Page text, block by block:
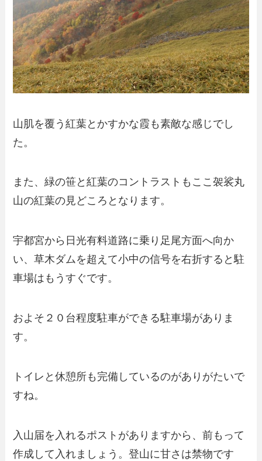
山肌を覆う紅葉とかすかな霞も素敵な感じでし
た。
また、緑の笹と紅葉のコントラストもここ袈裟丸
山の紅葉の見どころとなります。
宇都宮から日光有料道路に乗り足尾方面へ向か
い、草木ダムを超えて小中の信号を右折すると駐
車場はもうすぐです。
およそ２０台程度駐車ができる駐車場がありま
す。
トイレと休憩所も完備しているのがありがたいで
すね。
入山届を入れるポストがありますから、前もって
作成して入れましょう。登山に甘さは禁物です